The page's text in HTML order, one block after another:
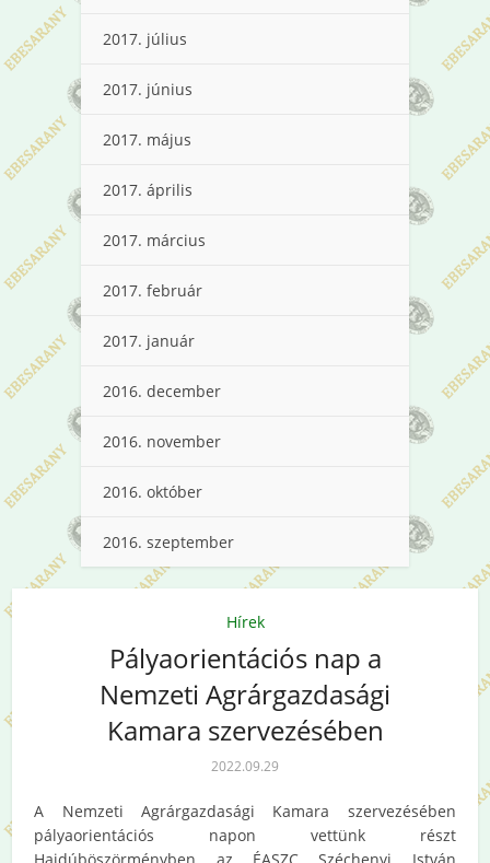
2017. július
2017. június
2017. május
2017. április
2017. március
2017. február
2017. január
2016. december
2016. november
2016. október
2016. szeptember
Hírek
Pályaorientációs nap a
Nemzeti Agrárgazdasági
Kamara szervezésében
2022.09.29
A Nemzeti Agrárgazdasági Kamara szervezésében
pályaorientációs napon vettünk részt